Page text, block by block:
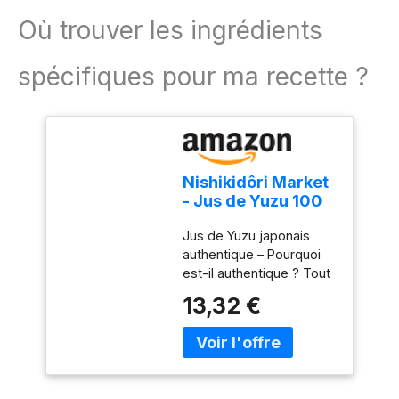
Où trouver les ingrédients
spécifiques pour ma recette ?
Nishikidôri Market
- Jus de Yuzu 100
Jus de Yuzu japonais
authentique – Pourquoi
est-il authentique ? Tout
les méthodes de
compression seules sont
vraiment
13,32 €